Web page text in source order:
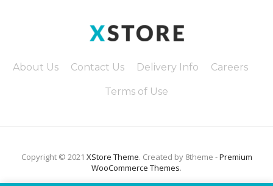
About Us Contact Us Delivery Info Careers
Terms of Use
Copyright © 2021 XStore Theme. Created by 8theme -Premium
WooCommerce Themes.